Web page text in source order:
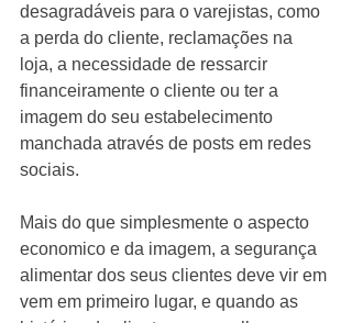
desagradáveis para o varejistas, como
a perda do cliente, reclamações na
loja, a necessidade de ressarcir
financeiramente o cliente ou ter a
imagem do seu estabelecimento
manchada através de posts em redes
sociais.
Mais do que simplesmente o aspecto
economico e da imagem, a segurança
alimentar dos seus clientes deve vir em
vem em primeiro lugar, e quando as